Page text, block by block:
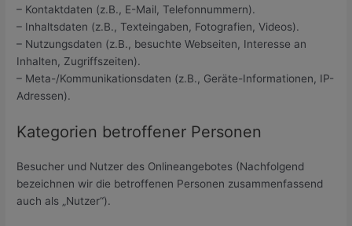
– Kontaktdaten (z.B., E-Mail, Telefonnummern).
– Inhaltsdaten (z.B., Texteingaben, Fotografien, Videos).
– Nutzungsdaten (z.B., besuchte Webseiten, Interesse an
Inhalten, Zugriffszeiten).
– Meta-/Kommunikationsdaten (z.B., Geräte-Informationen, IP-
Adressen).
Kategorien betroffener Personen
Besucher und Nutzer des Onlineangebotes (Nachfolgend
bezeichnen wir die betroffenen Personen zusammenfassend
auch als „Nutzer“).